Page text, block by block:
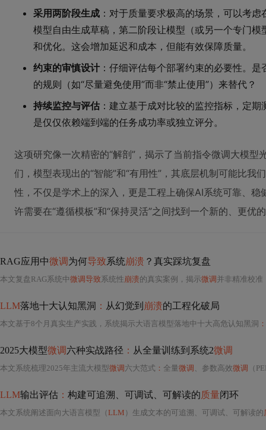
采用两阶段生成 ：对于质量要求极高的场景，可以考
模型自由生成草稿，第二阶段让模型（或另一个专门
和优化。这会增加延迟和成本，但能有效保障质量。
约束的审慎设计 ：仔细评估每个部署约束的必要性。
的规则（如“尽量避免使用”而非“禁止使用”）来替代？
持续监控与评估 ：建立基于成对比较的监控指标，定
是仅仅依赖端到端的任务成功率或独立评分。
这项研究像一次精密的“解剖”，揭示了当前指令微调大模
们，模型表现出的“智能”和“有用性”，其底层机制可能比我
性，不仅是学术上的深入，更是工程上确保AI系统可靠、
许需要在“遵循模板”和“保持灵活”之间找到一个新的、更优
RAG应用中微调 为何导致系统崩溃 ？真实踩坑复盘
本文复盘RAG系统中微调导致系统性崩溃的真实案例，揭示微调 并非精准校准，而是引发注意
LLM落地十大认知黑洞 ： 从幻觉到 崩溃的工程化破局
本文基于8个月真实生产实践，系统揭示大语言模型落地中十大高危认知黑洞 ：
2025大模型微调 六种实战路径 ： 从全量训练到系统2微调
本文系统梳理2025年主流大模型微调 六大范式 ： 全量微调 、参数高效微调 （
LLM输出评估 ： 构建可追溯、可调试、可解读的质量闭环
本文系统阐述面向大语言模型（LLM ）生成文本的可追溯、可调试、可解读的